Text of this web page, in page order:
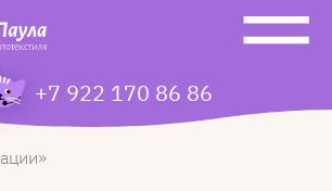
+7 922 170 86 86